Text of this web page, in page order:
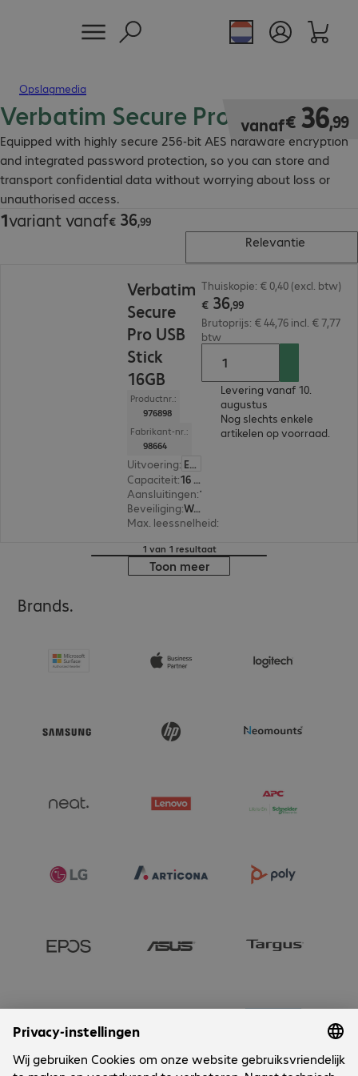
Opslagmedia
Verbatim Secure Pro USB Stick
Equipped with highly secure 256-bit AES hardware encryption
and integrated password protection, so you can store and
transport confidential data without worrying about loss or
unauthorised access.
vanaf€ 36,99
€ 36,99
1variant vanaf€ 36,99
€ 36,99
Relevantie
Verbatim
Secure
Pro USB
Stick
16GB
Productnr.:
976898
Fabrikant-nr.:
98664
Uitvoering: Europa
Capaciteit:
16 GB
Aansluitingen:
Beveiliging:
Wachtwoordbeveiliging, 256-bit AES-versleuteling
Max. leessnelheid:
Thuiskopie: € 0,40 (excl. btw)
€ 36,99
Brutoprijs: € 44,76 incl. € 7,77
btw
Levering vanaf 10.
augustus
Nog slechts enkele
artikelen op voorraad.
1 van 1 resultaat
Toon meer
Brands.